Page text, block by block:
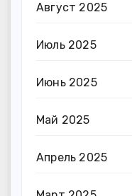
Август 2025
Июль 2025
Июнь 2025
Май 2025
Апрель 2025